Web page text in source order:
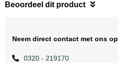
Beoordeel dit product
Neem direct contact met ons op
0320 - 219170